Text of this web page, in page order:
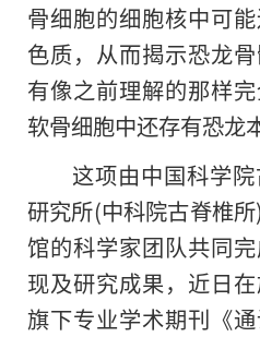
骨细胞的细胞核中可
色质，从而揭示恐龙
有像之前理解的那样
软骨细胞中还存有恐龙
这项由中国科学
研究所(中科院古脊椎
馆的科学家团队共同
现及研究成果，近日
旗下专业学术期刊《